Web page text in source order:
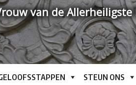
van de
STEUN ONS